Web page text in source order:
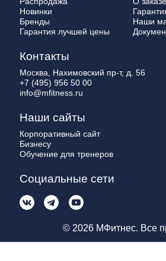
Новинки
Бренды
Гарантия лучшей цены
Наши
Контакты
Москва, Нахимовский пр-т, д. 56
+7 (495) 956 50 00
info@mfitness.ru
Наши сайты
Корпоративный сайт
Бизнесу
Обучение для тренеров
Социальные сети
© 2026 МФитнес. Все